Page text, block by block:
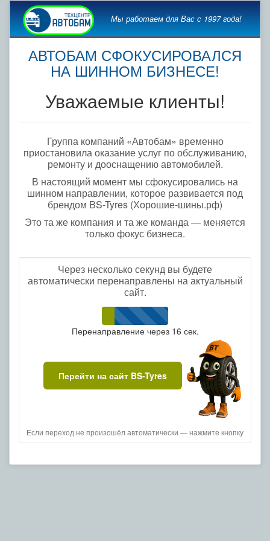
Мы работаем для Вас с 1997 года!
АВТОБАМ СФОКУСИРОВАЛСЯ
НА ШИННОМ БИЗНЕСЕ!
Уважаемые клиенты!
Группа компаний «Автобам» временно
приостановила оказание услуг по обслуживанию,
ремонту и дооснащению автомобилей.
В настоящий момент мы сфокусировались на
шинном направлении, которое развивается под
брендом BS-Tyres (Хорошие-шины.рф)
Это та же компания и та же команда — меняется
только фокус бизнеса.
Через несколько секунд вы будете
автоматически перенаправлены на актуальный
сайт.
Перенаправление через 16 сек.
Перейти на сайт BS-Tyres
Если переход не произошёл автоматически — нажмите кнопку